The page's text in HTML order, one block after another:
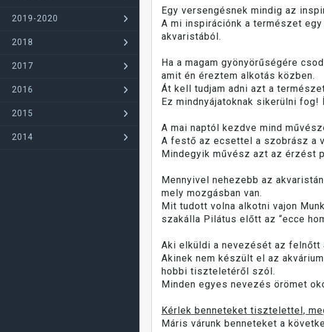
2019-2020
2018
2017
2016
2015
2014
Egy versengésnek mindig az
A mi inspirációnk a természet
akvaristából.
Ha a magam gyönyörűségére
amit én éreztem alkotás közben.
Át kell tudjam adni azt a
Ez mindnyájatoknak sikerülni
A mai naptól kezdve mind
A festő az ecsettel a szobrász a
Mindegyik művész azt az érzést
Mennyivel nehezebb az
mely mozgásban van.
Mit tudott volna alkotni vajon
szakálla Pilátus előtt az “ecce
Aki elküldi a nevezését az felnőtt
Akinek nem készült el az
hobbi tiszteletéről szól.
Minden egyes nevezés örömet
Kérlek benneteket tisztelettel,
Máris várunk benneteket a